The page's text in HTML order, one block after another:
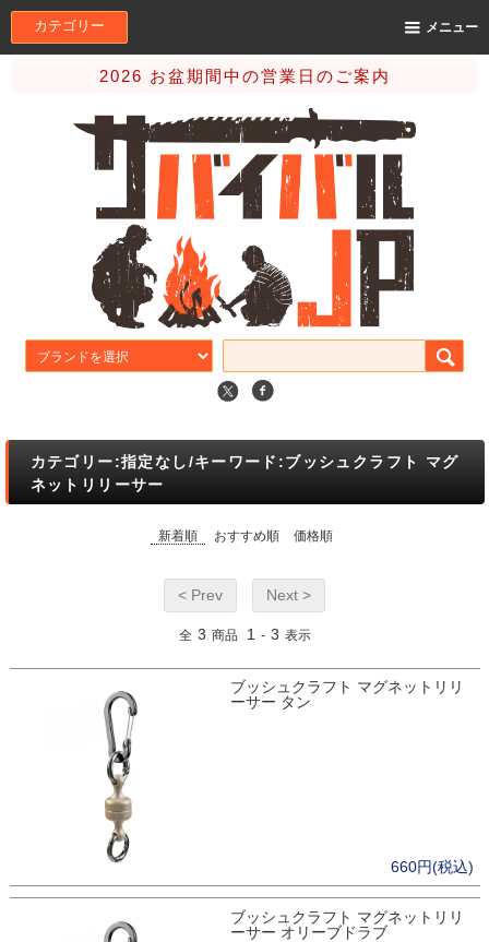
カテゴリー メニュー
2026 お盆期間中の営業日のご案内
カテゴリー:指定なし/キーワード:ブッシュクラフト マグ
ネットリリーサー
新着順 おすすめ順 価格順
< Prev Next >
全 3 商品 1 - 3 表示
ブッシュクラフト マグネットリリ
ーサー タン
660円(税込)
ブッシュクラフト マグネットリリ
ーサー オリーブドラブ